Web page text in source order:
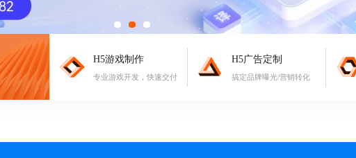
H5游戏制作
专业游戏开发，快速交付
H5广告定制
搞定品牌曝光/营销转化